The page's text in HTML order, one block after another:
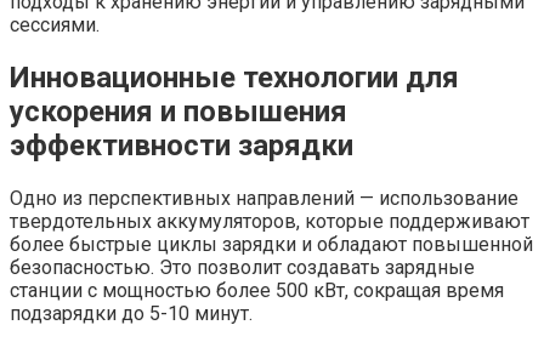
сессиями.
Инновационные технологии для
ускорения и повышения
эффективности зарядки
Одно из перспективных направлений — использование
твердотельных аккумуляторов, которые поддерживают
более быстрые циклы зарядки и обладают повышенной
безопасностью. Это позволит создавать зарядные
станции с мощностью более 500 кВт, сокращая время
подзарядки до 5-10 минут.